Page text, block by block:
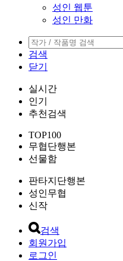
성인 웹툰
성인 만화
검색
닫기
실시간
인기
추천검색
TOP100
무협단행본
선물함
판타지단행본
성인무협
신작
검색
회원가입
로그인